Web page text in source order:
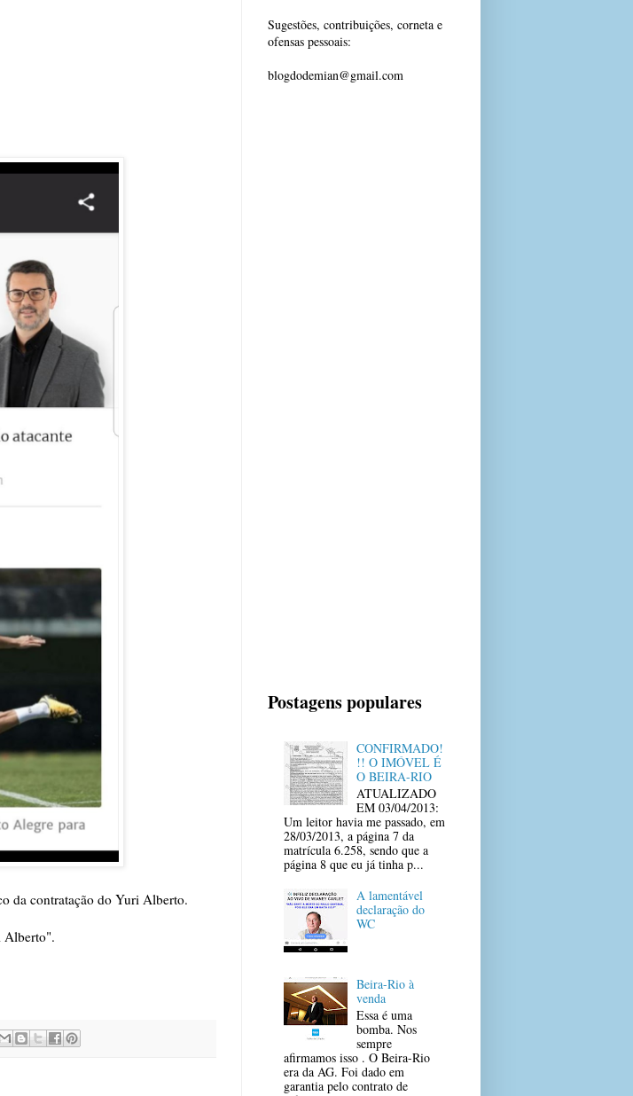
da contratação do Yuri Alberto.
Alberto".
Sugestões, contribuições, corneta e
ofensas pessoais:
blogdodemian@gmail.com
Postagens populares
CONFIRMADO!
!! O IMÓVEL É
O BEIRA-RIO
ATUALIZADO
EM 03/04/2013:
Um leitor havia me passado, em
28/03/2013, a página 7 da
matrícula 6.258, sendo que a
página 8 que eu já tinha p...
A lamentável
declaração do
WC
Beira-Rio à
venda
Essa é uma
bomba. Nos
sempre
afirmamos isso . O Beira-Rio
era da AG. Foi dado em
garantia pelo contrato de